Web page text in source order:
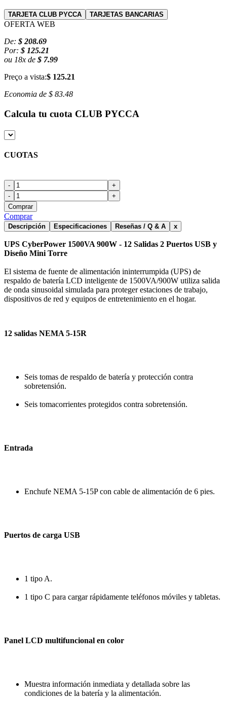
TARJETA CLUB PYCCA TARJETAS BANCARIAS
OFERTA WEB
De: $ 208.69
Por: $ 125.21
ou 18x de $ 7.99
Preço a vista:$ 125.21
Economia de $ 83.48
Calcula tu cuota CLUB PYCCA
CUOTAS
-
+
-
+
Comprar
Comprar
Descripción Especificaciones Reseñas / Q & A x
UPS CyberPower 1500VA 900W - 12 Salidas 2 Puertos USB y
Diseño Mini Torre
El sistema de fuente de alimentación ininterrumpida (UPS) de
respaldo de batería LCD inteligente de 1500VA/900W utiliza salida
de onda sinusoidal simulada para proteger estaciones de trabajo,
dispositivos de red y equipos de entretenimiento en el hogar.
12 salidas NEMA 5-15R
Seis tomas de respaldo de batería y protección contra
sobretensión.
Seis tomacorrientes protegidos contra sobretensión.
Entrada
Enchufe NEMA 5-15P con cable de alimentación de 6 pies.
Puertos de carga USB
1 tipo A.
1 tipo C para cargar rápidamente teléfonos móviles y tabletas.
Panel LCD multifuncional en color
Muestra información inmediata y detallada sobre las
condiciones de la batería y la alimentación.